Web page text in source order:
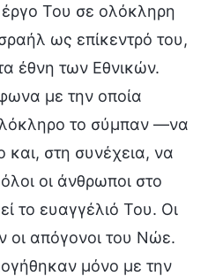
έργο Του σε ολόκληρη
ως επίκεντρό του,
έθνη των Εθνικών.
με την οποία
το σύμπαν —να
και, στη συνέχεια, να
οι άνθρωποι στο
το ευαγγέλιό Του. Οι
οι απόγονοι του Νώε.
μόνο με την